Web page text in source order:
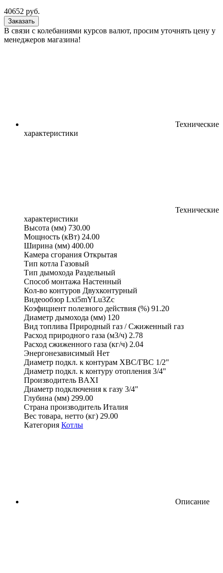
40652 руб.
Заказать
В связи с колебаниями курсов валют, просим уточнять цену у
менеджеров магазина!
Технические
характеристики
Технические
характеристики
Высота (мм) 730.00
Мощность (кВт) 24.00
Ширина (мм) 400.00
Камера сгорания Открытая
Тип котла Газовый
Тип дымохода Раздельный
Способ монтажа Настенный
Кол-во контуров Двухконтурный
Видеообзор Lxi5mYLu3Zc
Коэфициент полезного действия (%) 91.20
Диаметр дымохода (мм) 120
Вид топлива Природный газ / Сжиженный газ
Расход природного газа (м3/ч) 2.78
Расход сжиженного газа (кг/ч) 2.04
Энергонезависимый Нет
Диаметр подкл. к контурам ХВС/ГВС 1/2"
Диаметр подкл. к контуру отопления 3/4"
Производитель BAXI
Диаметр подключения к газу 3/4"
Глубина (мм) 299.00
Страна производитель Италия
Вес товара, нетто (кг) 29.00
Категория Котлы
Описание